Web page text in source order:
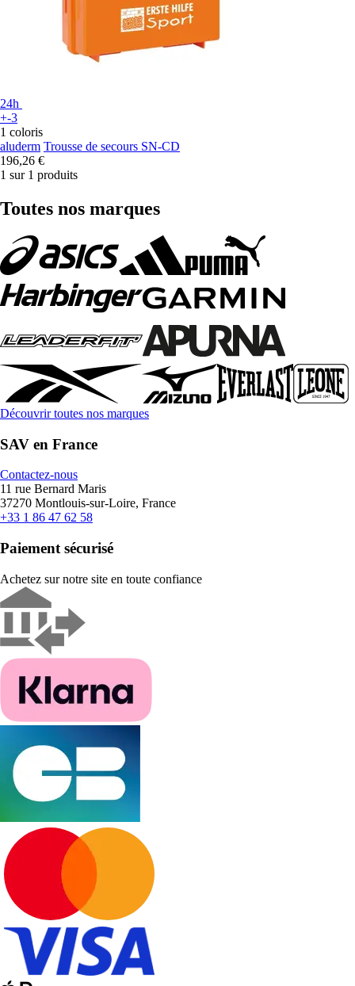
24h
+-3
1 coloris
aluderm Trousse de secours SN-CD
196,26 €
1 sur 1 produits
Toutes nos marques
Découvrir toutes nos marques
SAV en France
Contactez-nous
11 rue Bernard Maris
37270 Montlouis-sur-Loire, France
+33 1 86 47 62 58
Paiement sécurisé
Achetez sur notre site en toute confiance